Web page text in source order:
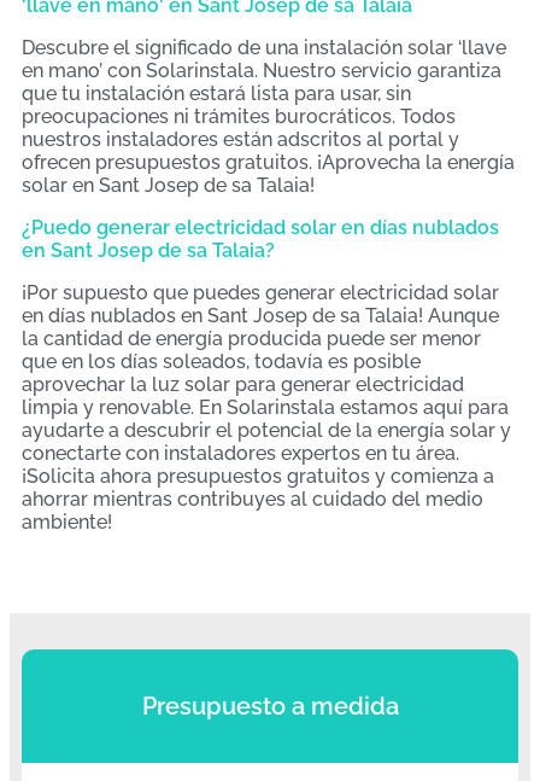
'llave en mano' en Sant Josep de sa Talaia
Descubre el significado de una instalación solar ‘llave
en mano’ con Solarinstala. Nuestro servicio garantiza
que tu instalación estará lista para usar, sin
preocupaciones ni trámites burocráticos. Todos
nuestros instaladores están adscritos al portal y
ofrecen presupuestos gratuitos. ¡Aprovecha la energía
solar en Sant Josep de sa Talaia!
¿Puedo generar electricidad solar en días nublados
en Sant Josep de sa Talaia?
¡Por supuesto que puedes generar electricidad solar
en días nublados en Sant Josep de sa Talaia! Aunque
la cantidad de energía producida puede ser menor
que en los días soleados, todavía es posible
aprovechar la luz solar para generar electricidad
limpia y renovable. En Solarinstala estamos aquí para
ayudarte a descubrir el potencial de la energía solar y
conectarte con instaladores expertos en tu área.
¡Solicita ahora presupuestos gratuitos y comienza a
ahorrar mientras contribuyes al cuidado del medio
ambiente!
Presupuesto a medida